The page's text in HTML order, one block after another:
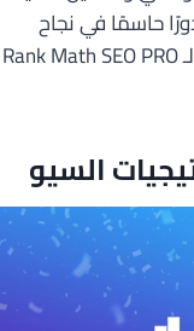
حاسمًا في نجاح
استراتيجية التسويق الإلكتروني، وأنا ممتن لـ Rank Math SEO PRO
السيو